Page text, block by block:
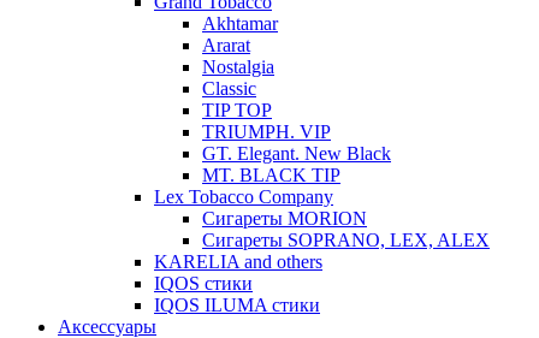
Akhtamar
Ararat
Nostalgia
Classic
TIP TOP
TRIUMPH. VIP
GT. Elegant. New Black
MT. BLACK TIP
Lex Tobacco Company
Сигареты MORION
Сигареты SOPRANO, LEX, ALEX
KARELIA and others
IQOS стики
IQOS ILUMA стики
Аксессуары